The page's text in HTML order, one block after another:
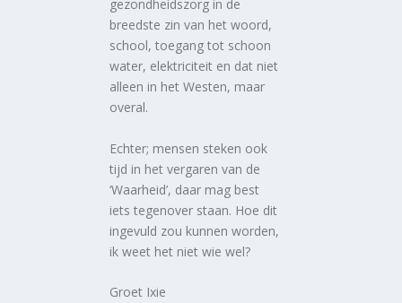
gezondheidszorg in de
breedste zin van het woord,
school, toegang tot schoon
water, elektriciteit en dat niet
alleen in het Westen, maar
overal.
Echter; mensen steken ook
tijd in het vergaren van de
‘Waarheid’, daar mag best
iets tegenover staan. Hoe dit
ingevuld zou kunnen worden,
ik weet het niet wie wel?
Groet Ixie